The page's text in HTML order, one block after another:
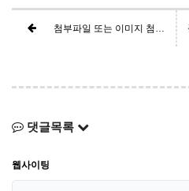
첨부파일 또는 이미지 첨부와 링크가 궁금하다면 이 글을 확인하세요
댓글목록
웹사이팅